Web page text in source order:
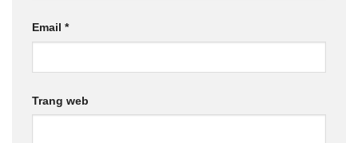
Email *
Trang web